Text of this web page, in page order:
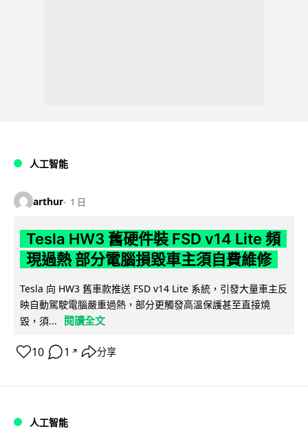
人工智能
arthur 1 日
Tesla HW3 舊硬件裝 FSD v14 Lite 頻
現過熱 部分電腦損毀車主須自費維修
Tesla 向 HW3 舊車款推送 FSD v14 Lite 系統，引發大量車主反
映自動駕駛電腦嚴重過熱，部分更觸發高溫保護甚至直接燒
毀，須...
閱讀全文
10 1 ↗ 分享
人工智能